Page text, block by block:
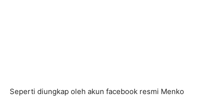
Seperti diungkap oleh akun facebook resmi Menko